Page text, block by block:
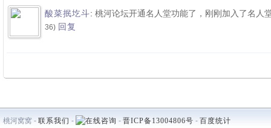
酸菜抿圪斗: 桃河论坛开通名人堂功能了，刚刚加入了名人
36) 回复
桃河窝窝 - 联系我们 - - 晋ICP备13004806号 - 百度统计